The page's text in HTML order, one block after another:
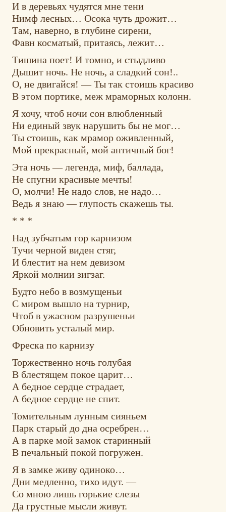
И в деревьях чудятся мне тени
Нимф лесных… Осока чуть дрожит…
Там, наверно, в глубине сирени,
Фавн косматый, притаясь, лежит…
Тишина поет! И томно, и стыдливо
Дышит ночь. Не ночь, а сладкий сон!..
О, не двигайся! — Ты так стоишь красиво
В этом портике, меж мраморных колонн.
Я хочу, чтоб ночи сон влюбленный
Ни единый звук нарушить бы не мог…
Ты стоишь, как мрамор оживленный,
Мой прекрасный, мой античный бог!
Эта ночь — легенда, миф, баллада,
Не спугни красивые мечты!
О, молчи! Не надо слов, не надо…
Ведь я знаю — глупость скажешь ты.
* * *
Над зубчатым гор карнизом
Тучи черной виден стяг,
И блестит на нем девизом
Яркой молнии зигзаг.
Будто небо в возмущеньи
С миром вышло на турнир,
Чтоб в ужасном разрушеньи
Обновить усталый мир.
Фреска по карнизу
Торжественно ночь голубая
В блестящем покое царит…
А бедное сердце страдает,
А бедное сердце не спит.
Томительным лунным сияньем
Парк старый до дна осребрен…
А в парке мой замок старинный
В печальный покой погружен.
Я в замке живу одиноко…
Дни медленно, тихо идут. —
Со мною лишь горькие слезы
Да грустные мысли живут.